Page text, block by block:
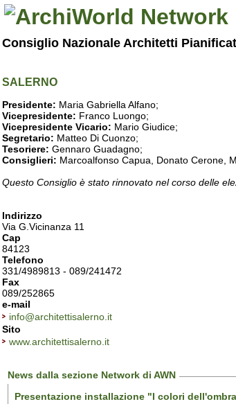
Consiglio Nazionale Architetti
SALERNO
Presidente: Maria Gabriella Alfano;
Vicepresidente: Franco Luongo;
Vicepresidente Vicario: Mario Giudice;
Segretario: Matteo Di Cuonzo;
Tesoriere: Gennaro Guadagno;
Consiglieri: Marcoalfonso Capua, Donato Cerone,
Questo Consiglio è stato rinnovato nel corso delle
Indirizzo
Via G.Vicinanza 11
Cap
84123
Telefono
331/4989813 - 089/241472
Fax
089/252865
e-mail
info@architettisalerno.it
Sito
www.architettisalerno.it
News dalla sezione Network di AWN
Presentazione installazione "I colori